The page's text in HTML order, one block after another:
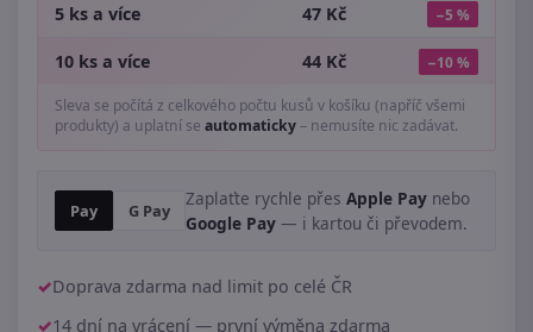
5 ks a více 47 Kč −5 %
10 ks a více 44 Kč −10 %
Sleva se počítá z celkového počtu kusů v košíku (napříč všemi
produkty) a uplatní se automaticky– nemusíte nic zadávat.
Pay G Pay
Zaplaťte rychle přes Apple Pay nebo
Google Pay — i kartou či převodem.
Doprava zdarma nad limit po celé ČR
14 dní na vrácení — první výměna zdarma